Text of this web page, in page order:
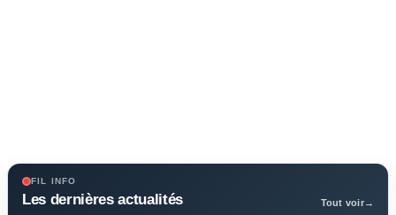
FIL INFO
Les dernières actualités Tout voir→